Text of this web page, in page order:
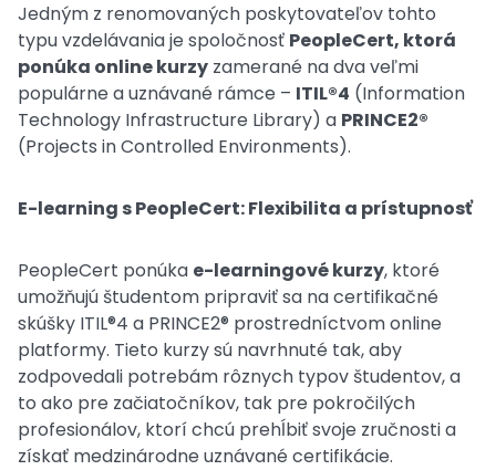
Jedným z renomovaných poskytovateľov tohto
typu vzdelávania je spoločnosť PeopleCert, ktorá
ponúka online kurzy zamerané na dva veľmi
populárne a uznávané rámce – ITIL®4 (Information
Technology Infrastructure Library) a PRINCE2®
(Projects in Controlled Environments).
E-learning s PeopleCert: Flexibilita a prístupnosť
PeopleCert ponúka e-learningové kurzy, ktoré
umožňujú študentom pripraviť sa na certifikačné
skúšky ITIL®4 a PRINCE2® prostredníctvom online
platformy. Tieto kurzy sú navrhnuté tak, aby
zodpovedali potrebám rôznych typov študentov, a
to ako pre začiatočníkov, tak pre pokročilých
profesionálov, ktorí chcú prehĺbiť svoje zručnosti a
získať medzinárodne uznávané certifikácie.